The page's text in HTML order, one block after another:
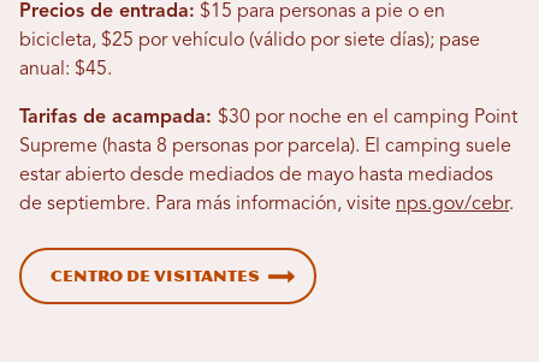
Precios de entrada: $15 para personas a pie o en
bicicleta, $25 por vehículo (válido por siete días); pase
anual: $45.
Tarifas de acampada: $30 por noche en el camping Point
Supreme (hasta 8 personas por parcela). El camping suele
estar abierto desde mediados de mayo hasta mediados
de septiembre. Para más información, visite nps.gov/cebr.
Centro de visitantes